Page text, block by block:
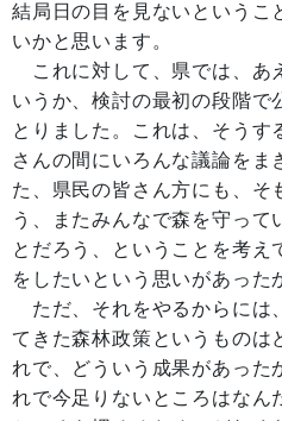
結局日の目を見ないというこ
いかと思います。
これに対して、県では、あ
いうか、検討の最初の段階で
とりました。これは、そうす
さんの間にいろんな議論をま
た、県民の皆さん方にも、そ
う、またみんなで森を守って
とだろう、ということを考え
をしたいという思いがあった
ただ、それをやるからには
てきた森林政策というものは
れで、どういう成果があった
れで今足りないところはなん